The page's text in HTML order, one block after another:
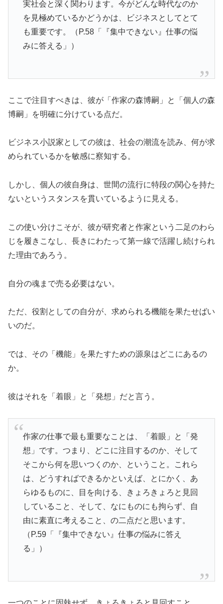
実社会と深く関わります。今がどんな時代なのか
を見極めているかどうかは、ビジネスとしてとて
も重要です。（P.58「『集中できない』仕事の悩
みに答える」）
ここで注目すべきは、彼が「作家の森博嗣」と「個人の森
博嗣」を明確に分けている点だ。
ビジネス小説家としての彼は、社会の潮流を読み、何が求
められているかを敏感に察知する。
しかし、個人の彼自身は、世間の流行に特段の関心を持た
ないというスタンスを貫いているように見える。
この使い分けこそが、彼が研究者と作家という二足のわら
じを履きこなし、長きにわたって第一線で活躍し続けられ
た理由であろう。
自分の魂まで売る必要はない。
ただ、役割としての自分が、求められる機能を果たせばい
いのだ。
では、その「機能」を果たすための源泉はどこにあるの
か。
彼はそれを「着眼」と「発想」だと言う。
作家の仕事で最も重要なことは、「着眼」と「発
想」です。つまり、どこに注目するのか、そして
そこから何を思いつくのか、ということ。これら
は、どうすればできるかといえば、とにかく、あ
らゆるものに、目を向ける、きょろきょろと見回
していること、そして、なにものにも拘らず、自
由に素直に考えること、の二点だと思います。
（P.59「『集中できない』仕事の悩みに答え
る」）